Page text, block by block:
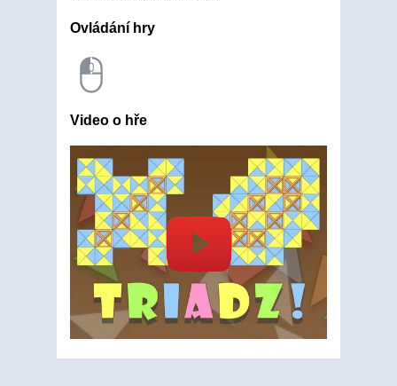
Ovládání hry
Video o hře